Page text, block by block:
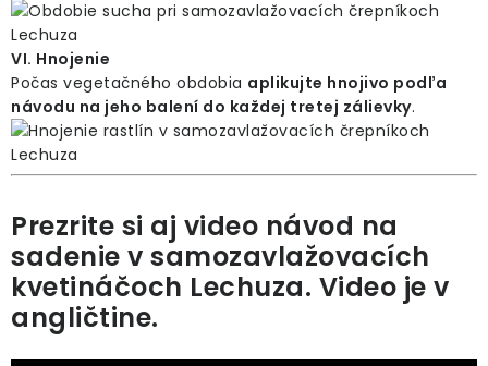
VI. Hnojenie
Počas vegetačného obdobia aplikujte hnojivo podľa
návodu na jeho balení do každej tretej zálievky.
Prezrite si aj video návod na
sadenie v samozavlažovacích
kvetináčoch Lechuza. Video je v
angličtine.